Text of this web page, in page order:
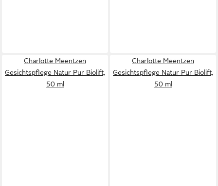
Charlotte Meentzen
Gesichtspflege Natur Pur Biolift,
50 ml
Charlotte Meentzen
Gesichtspflege Natur Pur Biolift,
50 ml